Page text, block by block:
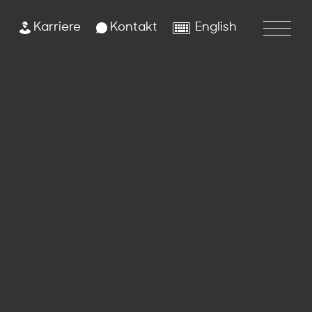
Karriere Kontakt English